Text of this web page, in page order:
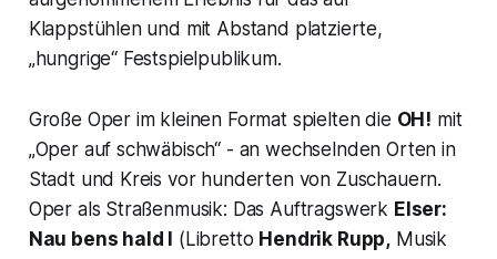
Klappstühlen und mit Abstand platzierte,
„hungrige“ Festspielpublikum.
Große Oper im kleinen Format spielten die OH! mit
„Oper auf schwäbisch“ - an wechselnden Orten in
Stadt und Kreis vor hunderten von Zuschauern.
Oper als Straßenmusik: Das Auftragswerk Elser:
Nau bens hald I (Libretto Hendrik Rupp, Musik